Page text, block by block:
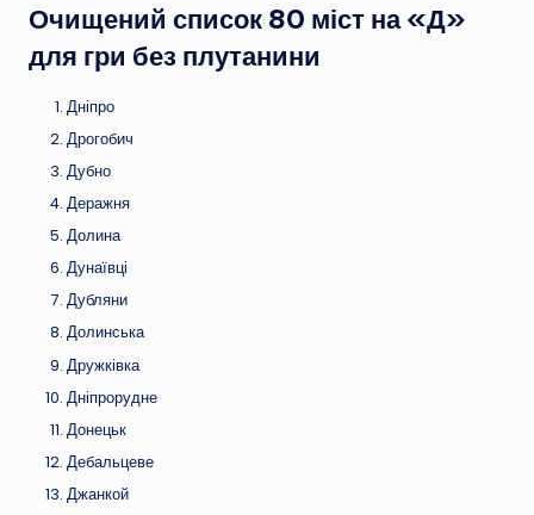
Очищений список 80 міст на «Д»
для гри без плутанини
Дніпро
Дрогобич
Дубно
Деражня
Долина
Дунаївці
Дубляни
Долинська
Дружківка
Дніпрорудне
Донецьк
Дебальцеве
Джанкой